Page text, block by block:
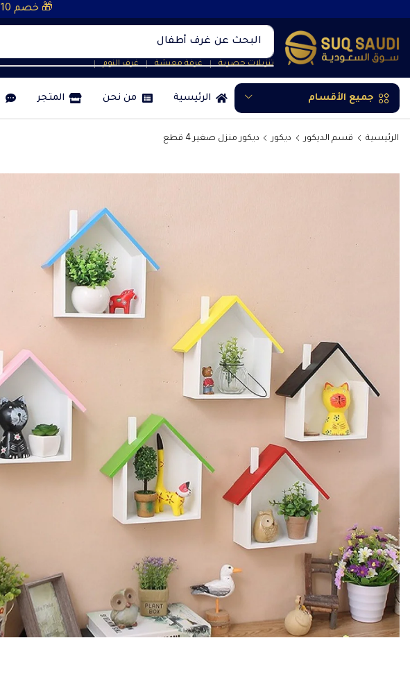
🎁 خصم 10% .. كود :
البحث عن غرف أطفال
تنزيلات حصرية ❘ غرفة معيشة ❘ غرف النوم ❘
جميع الأقسام الرئيسية من نحن المتجر
الرئيسية قسم الديكور ديكور ديكور منزل صغير 4 قطع